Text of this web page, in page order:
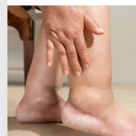
i
L
e
m
n
S
a
a
t
P
g
K
e
n